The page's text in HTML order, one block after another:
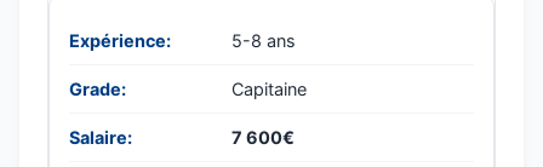
5-8 ans
Capitaine
7 600€